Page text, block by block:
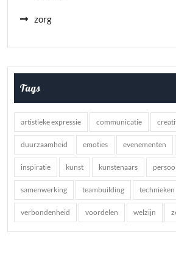
zorg
Tags
artistieke expressie communicatie
duurzaamheid emoties evenementen
inspiratie kunst kunstenaars
samenwerking teambuilding technieken
verbondenheid voordelen welzijn